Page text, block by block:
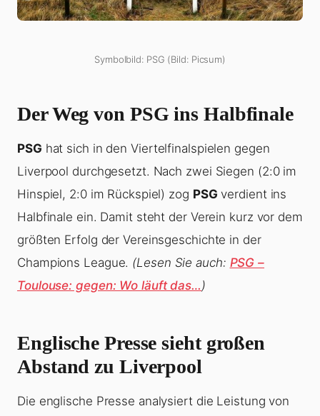
Symbolbild: PSG (Bild: Picsum)
Der Weg von PSG ins Halbfinale
PSG hat sich in den Viertelfinalspielen gegen
Liverpool durchgesetzt. Nach zwei Siegen (2:0 im
Hinspiel, 2:0 im Rückspiel) zog PSG verdient ins
Halbfinale ein. Damit steht der Verein kurz vor dem
größten Erfolg der Vereinsgeschichte in der
Champions League. (Lesen Sie auch: PSG –
Toulouse: gegen: Wo läuft das…)
Englische Presse sieht großen
Abstand zu Liverpool
Die englische Presse analysiert die Leistung von